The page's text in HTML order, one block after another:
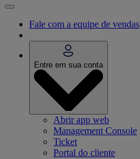
Fale com a equipe de vendas
Entre em sua conta
Abrir app web
Management Console
Ticket
Portal do cliente